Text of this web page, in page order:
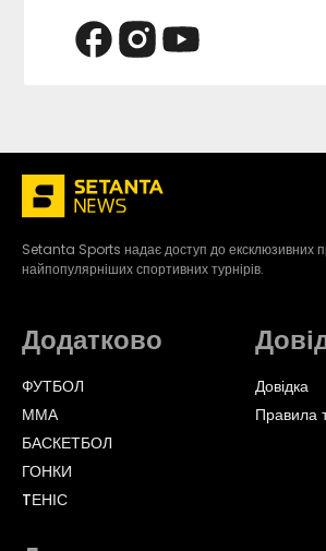
Setanta Sports надає доступ до ексклюзивних
найпопулярніших спортивних турнірів.
Додатково
ФУТБОЛ
ММА
БАСКЕТБОЛ
ГОНКИ
TЕНІС
Довідка
Правила